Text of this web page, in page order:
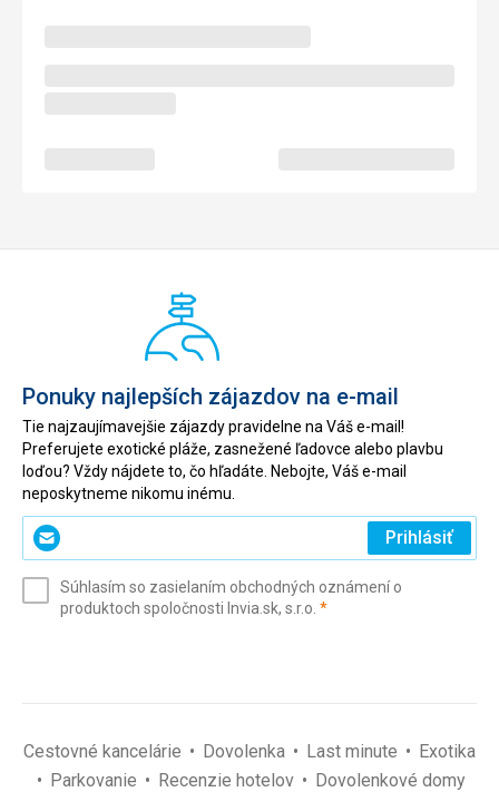
Ponuky najlepších zájazdov na e-mail
Tie najzaujímavejšie zájazdy pravidelne na Váš e-mail!
Preferujete exotické pláže, zasnežené ľadovce alebo plavbu
loďou? Vždy nájdete to, čo hľadáte. Nebojte, Váš e-mail
neposkytneme nikomu inému.
Zadajte
svoj
(povinné)
Prihlásiť
Súhlasím so zasielaním obchodných oznámení o
produktoch spoločnosti Invia.sk, s.r.o. *(povinné)
Cestovné kancelárie Dovolenka Last minute
Exotika
Parkovanie
Recenzie hotelov Dovolenkové domy